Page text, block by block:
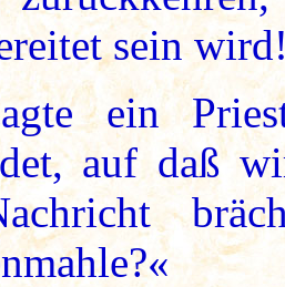
sein
ein
auf daß